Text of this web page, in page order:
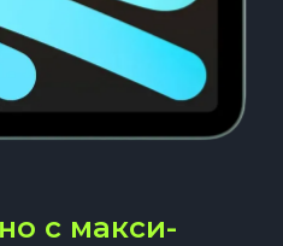
с макси-